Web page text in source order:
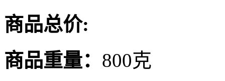
商品总价:
商品重量： 800克